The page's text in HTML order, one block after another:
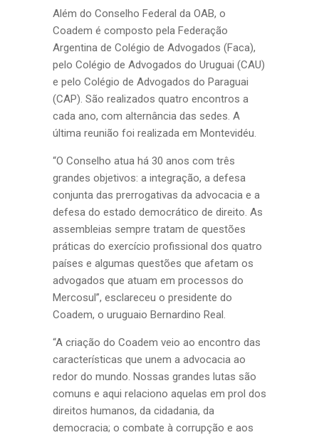
Além do Conselho Federal da OAB, o
Coadem é composto pela Federação
Argentina de Colégio de Advogados (Faca),
pelo Colégio de Advogados do Uruguai (CAU)
e pelo Colégio de Advogados do Paraguai
(CAP). São realizados quatro encontros a
cada ano, com alternância das sedes. A
última reunião foi realizada em Montevidéu.
“O Conselho atua há 30 anos com três
grandes objetivos: a integração, a defesa
conjunta das prerrogativas da advocacia e a
defesa do estado democrático de direito. As
assembleias sempre tratam de questões
práticas do exercício profissional dos quatro
países e algumas questões que afetam os
advogados que atuam em processos do
Mercosul”, esclareceu o presidente do
Coadem, o uruguaio Bernardino Real.
“A criação do Coadem veio ao encontro das
características que unem a advocacia ao
redor do mundo. Nossas grandes lutas são
comuns e aqui relaciono aquelas em prol dos
direitos humanos, da cidadania, da
democracia; o combate à corrupção e aos